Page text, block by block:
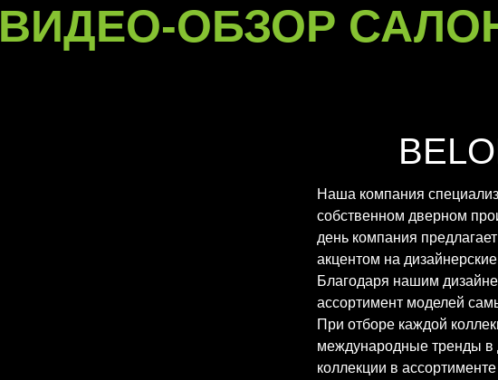
ВИДЕО-ОБЗОР
Наша компания
собственном дверном
день компания
акцентом на
Благодаря нашим
ассортимент моделей
При отборе каждой
международные тренды в
коллекции в